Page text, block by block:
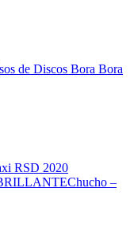
de Discos Bora Bora
RSD 2020
Chucho –